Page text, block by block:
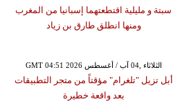
سبتة و مليلية اقتطعتهما إسبانيا من المغرب
ومنها انطلق طارق بن زياد
GMT 04:51 2026 الثلاثاء ,04 آب / أغسطس
أبل تزيل "تلغرام" مؤقتاً من متجر التطبيقات
بعد واقعة خطيرة